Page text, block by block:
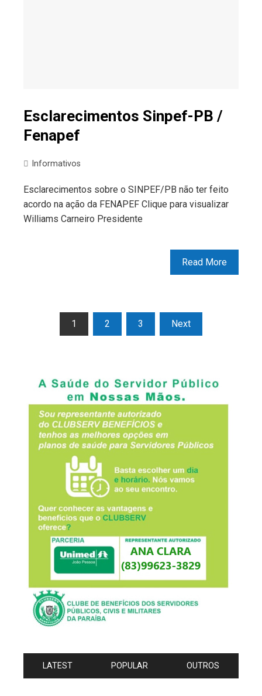
Esclarecimentos Sinpef-PB /
Fenapef
Informativos
Esclarecimentos sobre o SINPEF/PB não ter feito
acordo na ação da FENAPEF Clique para visualizar
Williams Carneiro Presidente
Read More
Paginação
posts
1 2 3 Next
LATEST POPULAR OUTROS